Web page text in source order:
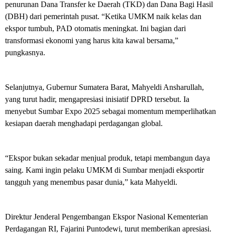
penurunan Dana Transfer ke Daerah (TKD) dan Dana Bagi Hasil
(DBH) dari pemerintah pusat. “Ketika UMKM naik kelas dan
ekspor tumbuh, PAD otomatis meningkat. Ini bagian dari
transformasi ekonomi yang harus kita kawal bersama,”
pungkasnya.
Selanjutnya, Gubernur Sumatera Barat, Mahyeldi Ansharullah,
yang turut hadir, mengapresiasi inisiatif DPRD tersebut. Ia
menyebut Sumbar Expo 2025 sebagai momentum memperlihatkan
kesiapan daerah menghadapi perdagangan global.
“Ekspor bukan sekadar menjual produk, tetapi membangun daya
saing. Kami ingin pelaku UMKM di Sumbar menjadi eksportir
tangguh yang menembus pasar dunia,” kata Mahyeldi.
Direktur Jenderal Pengembangan Ekspor Nasional Kementerian
Perdagangan RI, Fajarini Puntodewi, turut memberikan apresiasi.